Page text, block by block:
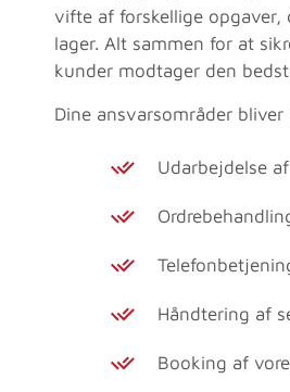
vifte af forskellige
lager. Alt sammen for at
kunder modtager den
Dine ansvarsområder bliver
Udarbejdelse
Håndtering af
Booking af